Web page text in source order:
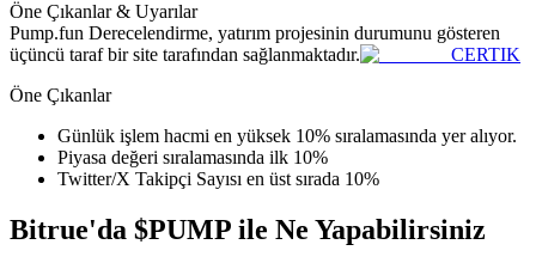
Öne Çıkanlar & Uyarılar
Pump.fun Derecelendirme, yatırım projesinin durumunu gösteren
üçüncü taraf bir site tarafından sağlanmaktadır.
CERTIK
Öne Çıkanlar
Günlük işlem hacmi en yüksek 10% sıralamasında yer alıyor.
Piyasa değeri sıralamasında ilk 10%
Twitter/X Takipçi Sayısı en üst sırada 10%
Bitrue'da $PUMP ile Ne Yapabilirsiniz